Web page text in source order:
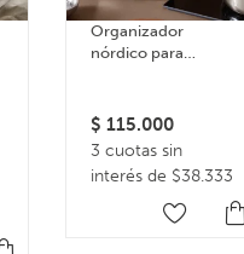
Organizador
nórdico para
$ 115.000
3 cuotas sin
interés de $38.333